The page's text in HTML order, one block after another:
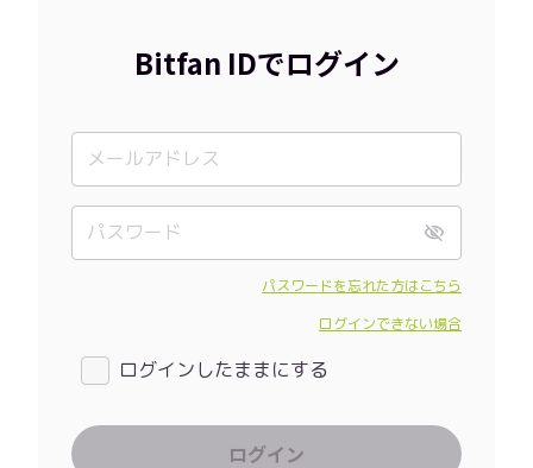
Bitfan IDでログイン
パスワードを忘れた方はこちら
ログインできない場合
ログインしたままにする